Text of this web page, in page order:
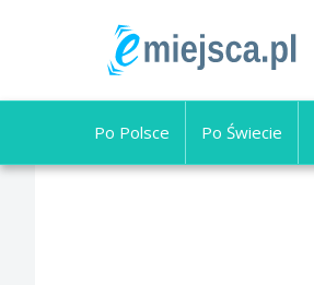
Po Polsce Po Świecie